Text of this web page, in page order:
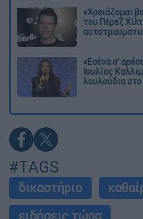
«Χρειάζομαι
του Πέρεζ
«Εσένα σ’
Ιουλίας
λουλούδια
#TAGS
δικαστήριο
ειδήσεις τώρα